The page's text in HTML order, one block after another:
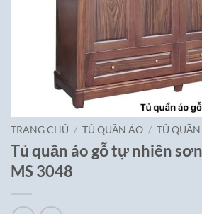
TRANG CHỦ / TỦ QUẦN ÁO / TỦ
Tủ quần áo gỗ tự nhiên
MS 3048